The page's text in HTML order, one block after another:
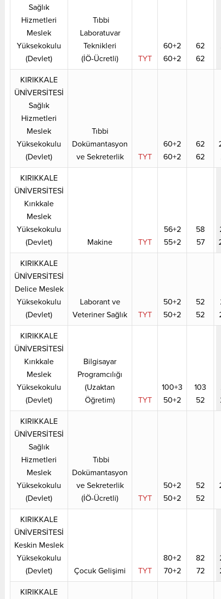
Sağlık
Hizmetleri
Meslek
Yüksekokulu
(Devlet)
Tıbbi
Laboratuvar
Teknikleri
(İÖ-Ücretli)
TYT
60+2
60+2
62
62
KIRIKKALE
ÜNİVERSİTESİ
Sağlık
Hizmetleri
Meslek
Yüksekokulu
(Devlet)
Tıbbi
Dokümantasyon
ve Sekreterlik
TYT
60+2
60+2
62
62
KIRIKKALE
ÜNİVERSİTESİ
Kırıkkale
Meslek
Yüksekokulu
(Devlet)
Makine TYT
56+2
55+2
58
57
KIRIKKALE
ÜNİVERSİTESİ
Delice Meslek
Yüksekokulu
(Devlet)
Laborant ve
Veteriner Sağlık
TYT
50+2
50+2
52
52
KIRIKKALE
ÜNİVERSİTESİ
Kırıkkale
Meslek
Yüksekokulu
(Devlet)
Bilgisayar
Programcılığı
(Uzaktan
Öğretim)
TYT
100+3
50+2
103
52
KIRIKKALE
ÜNİVERSİTESİ
Sağlık
Hizmetleri
Meslek
Yüksekokulu
(Devlet)
Tıbbi
Dokümantasyon
ve Sekreterlik
(İÖ-Ücretli)
TYT
50+2
50+2
52
52
KIRIKKALE
ÜNİVERSİTESİ
Keskin Meslek
Yüksekokulu
(Devlet)
Çocuk Gelişimi TYT
80+2
70+2
82
72
KIRIKKALE